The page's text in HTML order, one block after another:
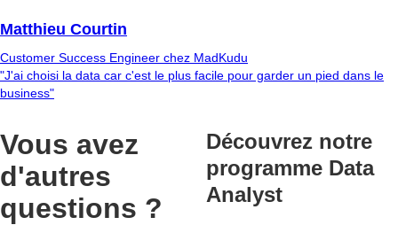
Matthieu Courtin
Customer Success Engineer chez MadKudu
"J'ai choisi la data car c'est le plus facile pour garder un pied dans le
business"
Vous avez
d'autres
questions ?
Découvrez notre
programme Data
Analyst